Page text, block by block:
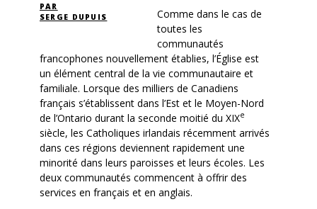
PAR
SERGE DUPUIS
Comme dans le cas de
toutes les
communautés
francophones nouvellement établies, l’Église est
un élément central de la vie communautaire et
familiale. Lorsque des milliers de Canadiens
français s’établissent dans l’Est et le Moyen-Nord
de l’Ontario durant la seconde moitié du XIXe
siècle, les Catholiques irlandais récemment arrivés
dans ces régions deviennent rapidement une
minorité dans leurs paroisses et leurs écoles. Les
deux communautés commencent à offrir des
services en français et en anglais.